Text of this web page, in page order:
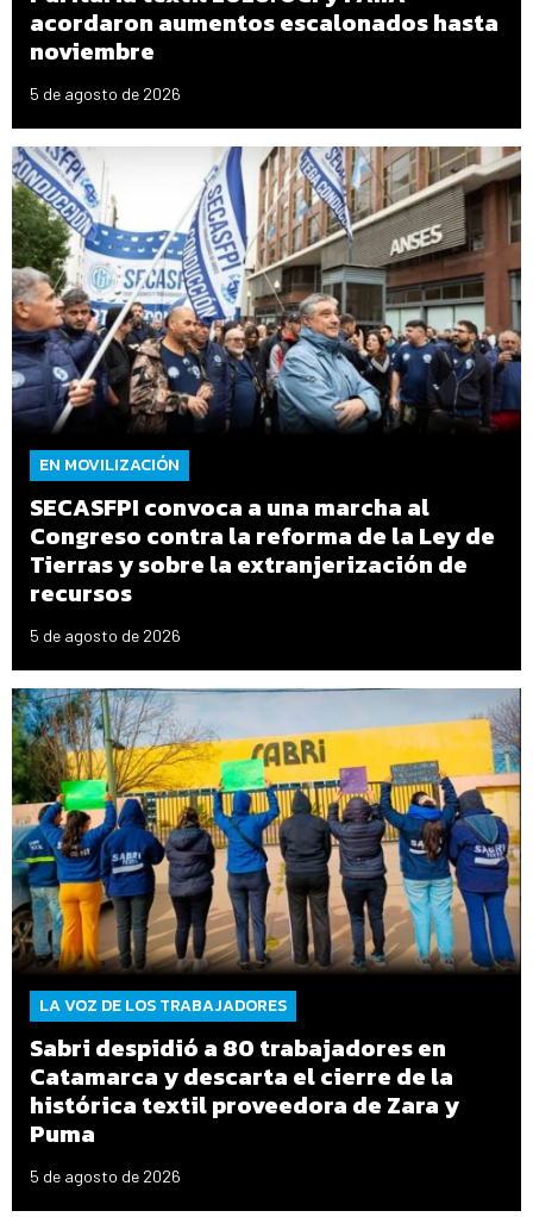
acordaron aumentos escalonados hasta
noviembre
5 de agosto de 2026
EN MOVILIZACIÓN
SECASFPI convoca a una marcha al
Congreso contra la reforma de la Ley de
Tierras y sobre la extranjerización de
recursos
5 de agosto de 2026
LA VOZ DE LOS TRABAJADORES
Sabri despidió a 80 trabajadores en
Catamarca y descarta el cierre de la
histórica textil proveedora de Zara y
Puma
5 de agosto de 2026